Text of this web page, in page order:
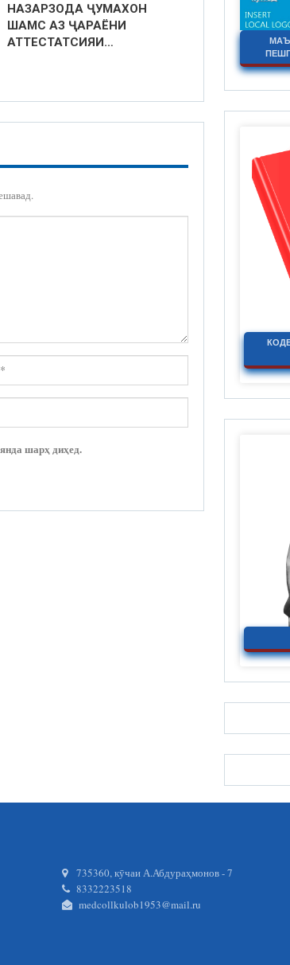
НАЗАРЗОДА ҶУМАХОН
ШАМС АЗ ҶАРАЁНИ
АТТЕСТАТСИЯИ…
шарҳ диҳед.
735360, кӯчаи А.Абдураҳмонов - 7
8332223518
medcollkulob1953@mail.ru